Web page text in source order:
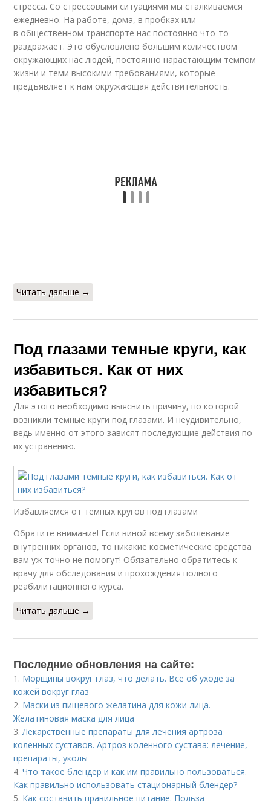
стресса. Со стрессовыми ситуациями мы сталкиваемся
ежедневно. На работе, дома, в пробках или
в общественном транспорте нас постоянно что-то
раздражает. Это обусловлено большим количеством
окружающих нас людей, постоянно нарастающим темпом
жизни и теми высокими требованиями, которые
предъявляет к нам окружающая действительность.
Читать дальше →
Под глазами темные круги, как
избавиться. Как от них
избавиться?
Для этого необходимо выяснить причину, по которой
возникли темные круги под глазами. И неудивительно,
ведь именно от этого зависят последующие действия по
их устранению.
Избавляемся от темных кругов под глазами
Обратите внимание! Если виной всему заболевание
внутренних органов, то никакие косметические средства
вам уж точно не помогут! Обязательно обратитесь к
врачу для обследования и прохождения полного
реабилитационного курса.
Читать дальше →
Последние обновления на сайте:
1. Морщины вокруг глаз, что делать. Все об уходе за
кожей вокруг глаз
2. Маски из пищевого желатина для кожи лица.
Желатиновая маска для лица
3.Лекарственные препараты для лечения артроза
коленных суставов. Артроз коленного сустава: лечение,
препараты, уколы
4.Что такое блендер и как им правильно пользоваться.
Как правильно использовать стационарный блендер?
5. Как составить правильное питание. Польза